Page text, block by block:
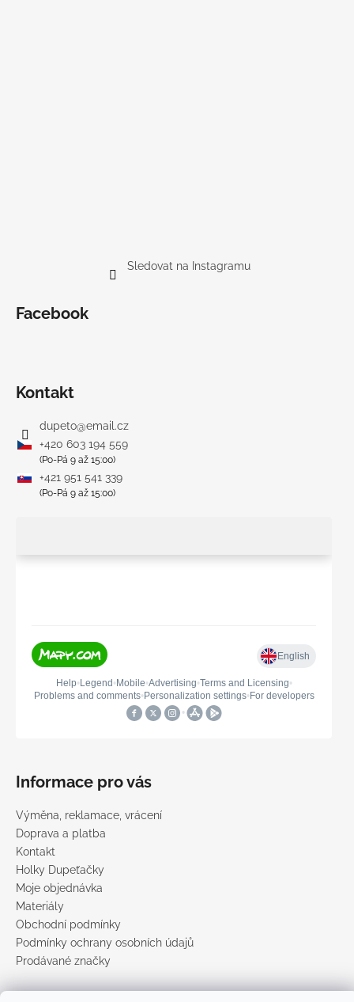
Sledovat na Instagramu
Facebook
Kontakt
dupeto@email.cz
+420 603 194 559
(Po-Pá 9 až 15:00)
+421 951 541 339
(Po-Pá 9 až 15:00)
Informace pro vás
Výměna, reklamace, vrácení
Doprava a platba
Kontakt
Holky Dupeťačky
Moje objednávka
Materiály
Obchodní podmínky
Podmínky ochrany osobních údajů
Prodávané značky